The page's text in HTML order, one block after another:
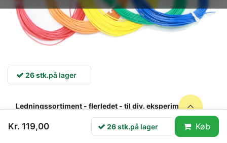
26 stk.på lager
Ledningssortiment - flerledet - til div. eksperimenter
Multicore, 0.14mm²
Farver: 10 meter : hvid / blå / brun / grøn / gul /
Kr. 119,00 26 stk.på lager Køb